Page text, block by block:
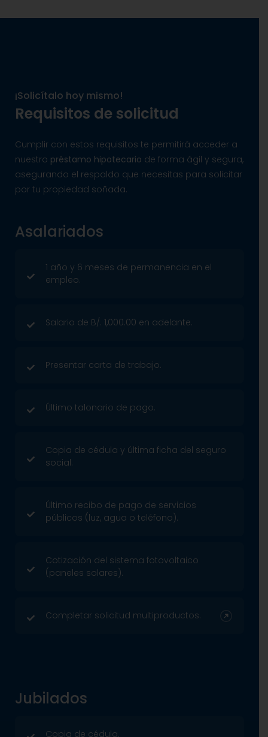
¡Solicítalo hoy mismo!
Requisitos de solicitud
Cumplir con estos requisitos te permitirá acceder a
nuestro préstamo hipotecario de forma ágil y segura,
asegurando el respaldo que necesitas para solicitar
por tu propiedad soñada.
Asalariados
1 año y 6 meses de permanencia en el
empleo.
Salario de B/. 1,000.00 en adelante.
Presentar carta de trabajo.
Último talonario de pago.
Copia de cédula y última ficha del seguro
social.
Último recibo de pago de servicios
públicos (luz, agua o teléfono).
Cotización del sistema fotovoltaico
(paneles solares).
Completar solicitud multiproductos.
Jubilados
Copia de cédula.